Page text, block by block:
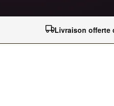
Livraison offerte